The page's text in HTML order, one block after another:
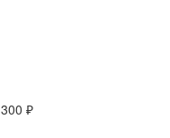
300 ₽